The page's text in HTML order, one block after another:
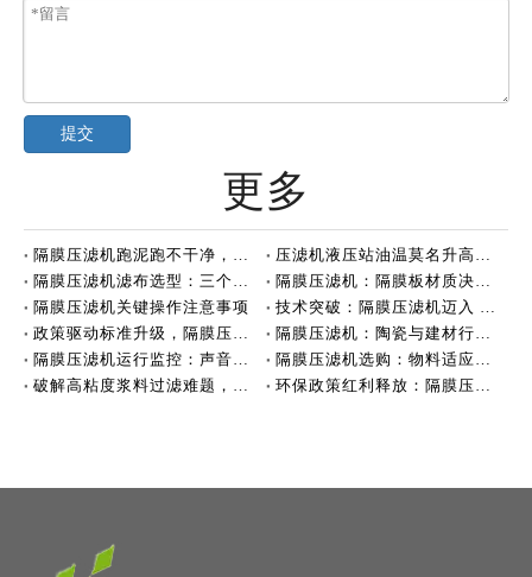
提交
更多
隔膜压滤机跑泥跑不干净，可能滤布没选对
压滤机液压站油温莫名升高，可能不是油的问题
隔膜压滤机滤布选型：三个关键要素决定过滤效果
隔膜压滤机：隔膜板材质决定性能
隔膜压滤机关键操作注意事项
技术突破：隔膜压滤机迈入 4.0MPa + 深度脱水新时代
政策驱动标准升级，隔膜压滤机行业迈向高质量发展
隔膜压滤机：陶瓷与建材行业的脱水利器
隔膜压滤机运行监控：声音与压力
隔膜压滤机选购：物料适应性是关键
破解高粘度浆料过滤难题，效率跃升！
环保政策红利释放：隔膜压滤机市场迎来爆发式增长